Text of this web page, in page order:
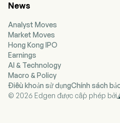
News
Analyst Moves
Market Moves
Hong Kong IPO
Earnings
AI & Technology
Macro & Policy
Điều khoản sử dụngChính sách
© 2026 Edgen được cấp phép bởi